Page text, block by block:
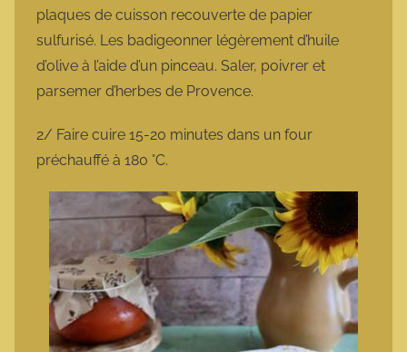
plaques de cuisson recouverte de papier
sulfurisé. Les badigeonner légèrement d’huile
d’olive à l’aide d’un pinceau. Saler, poivrer et
parsemer d’herbes de Provence.
2/ Faire cuire 15-20 minutes dans un four
préchauffé à 180 °C.